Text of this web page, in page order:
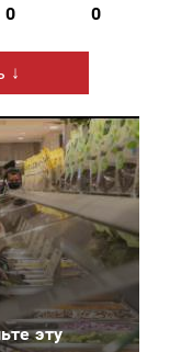
0 0
↓
эту